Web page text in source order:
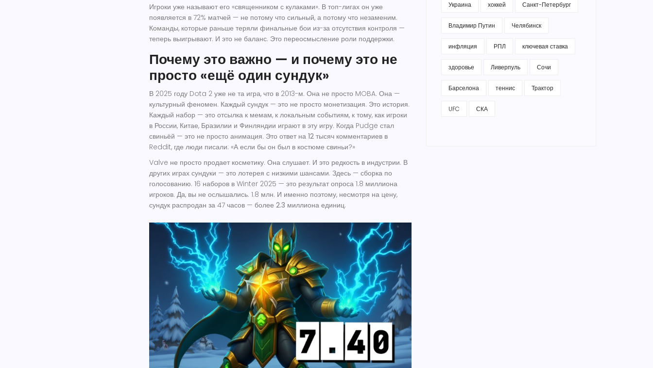
Игроки уже называют его «священником с кулаками». В топ-лигах он уже
появляется в 72% матчей — не потому что сильный, а потому что незаменим.
Команды, которые раньше теряли финальные бои из-за отсутствия контроля —
теперь выигрывают. И это не баланс. Это переосмысление роли поддержки.
Почему это важно — и почему это не
просто «ещё один сундук»
В 2025 году Dota 2 уже не та игра, что в 2013-м. Она не просто MOBA. Она —
культурный феномен. Каждый сундук — это не просто монетизация. Это история.
Каждый набор — это отсылка к мемам, к локальным событиям, к тому, как игроки
в России, Китае, Бразилии и Финляндии играют в эту игру. Когда Pudge стал
свиньёй — это не просто анимация. Это ответ на 12 тысяч комментариев в
Reddit, где люди писали: «А если бы он был в костюме свиньи?»
Valve не просто продает косметику. Она слушает. И это редкость в индустрии. В
других играх сундуки — это лотерея с низкими шансами. Здесь — сборка по
голосованию. 16 наборов в Winter 2025 — это результат опроса 1.8 миллиона
игроков. Да, вы не ослышались. 1.8 млн. И именно поэтому, несмотря на цену,
сундук распродан за 47 часов — более 2.3 миллиона единиц.
Украина хоккей Санкт-Петербург
Владимир Путин Челябинск
инфляция РПЛ ключевая ставка
здоровье Ливерпуль Сочи
Барселона теннис Трактор
UFC СКА